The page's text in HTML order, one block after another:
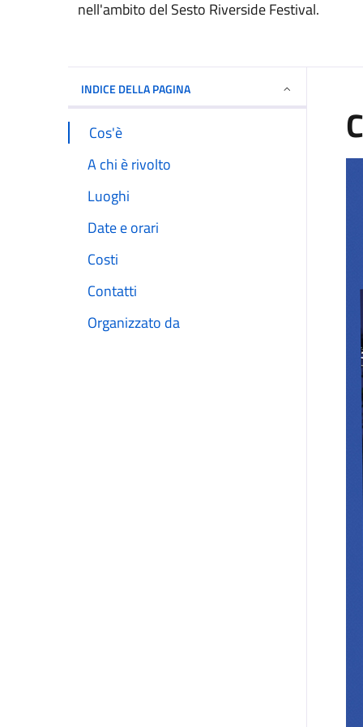
nell'ambito del Sesto Riverside Festival.
INDICE DELLA PAGINA
Cos'è
A chi è rivolto
Luoghi
Date e orari
Costi
Contatti
Organizzato da